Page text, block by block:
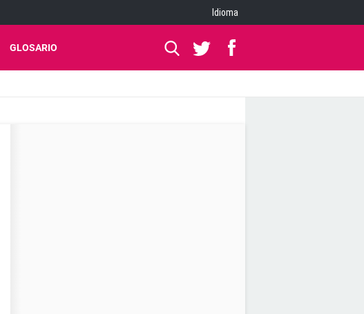
Idioma
GLOSARIO